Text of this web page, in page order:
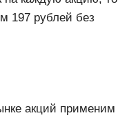
197 рублей без
акций применим